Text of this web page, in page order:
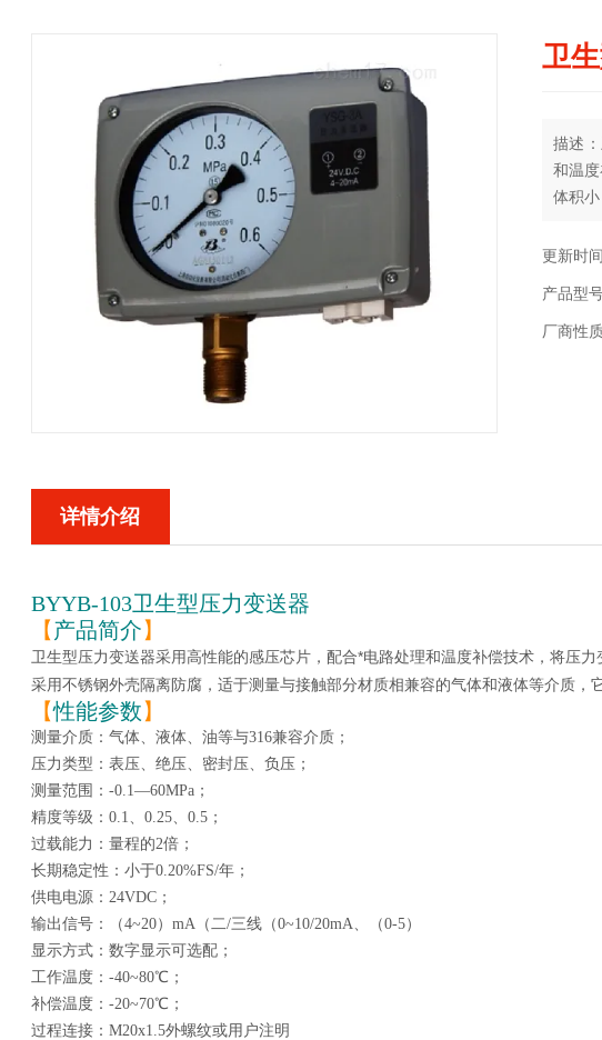
卫
描述
和温
体积
压。
更新时
产品型
厂商性
详情介绍
BYYB-103卫生型压力变送器
【产品简介】
卫生型压力变送器采用高性能的感压芯片，配合*电路处理和温度补偿技术，将压
采用不锈钢外壳隔离防腐，适于测量与接触部分材质相兼容的气体和液体等介质，
【性能参数】
测量介质：气体、液体、油等与316兼容介质；
压力类型：表压、绝压、密封压、负压；
测量范围：-0.1—60MPa；
精度等级：0.1、0.25、0.5；
过载能力：量程的2倍；
长期稳定性：小于0.20%FS/年；
供电电源：24VDC；
输出信号：（4~20）mA（二/三线（0~10/20mA、（0-5）
显示方式：数字显示可选配；
工作温度：-40~80℃；
补偿温度：-20~70℃；
过程连接：M20x1.5外螺纹或用户注明